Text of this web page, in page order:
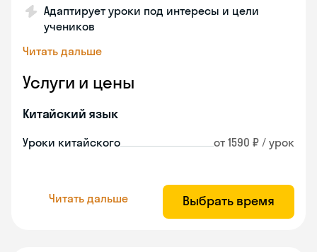
Адаптирует уроки под интересы и цели
учеников
Читать дальше
Услуги и цены
Китайский язык
Уроки китайского от 1590 ₽ / урок
Читать дальше Выбрать время